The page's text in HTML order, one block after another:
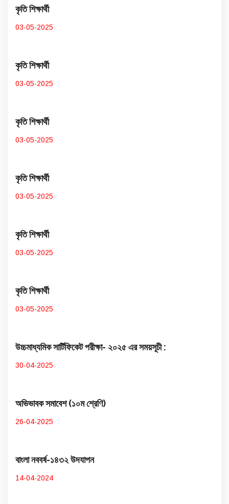
কৃতি শিক্ষার্থী
03-05-2025
কৃতি শিক্ষার্থী
03-05-2025
কৃতি শিক্ষার্থী
03-05-2025
কৃতি শিক্ষার্থী
03-05-2025
কৃতি শিক্ষার্থী
03-05-2025
কৃতি শিক্ষার্থী
03-05-2025
উচ্চমাধ্যমিক সার্টিফিকেট পরীক্ষা- ২০২৫ এর সময়সূচী :
30-04-2025
অভিভাবক সমাবেশ (১০ম শ্রেণি)
26-04-2025
বাংলা নববর্ষ-১৪৩২ উদযাপন
14-04-2024